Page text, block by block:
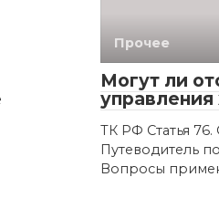
Прочее
Могут ли
ТК РФ Статья
Путеводитель
Вопросы